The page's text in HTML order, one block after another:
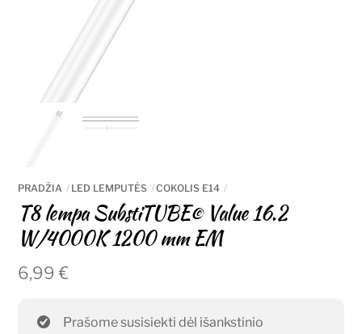
PRADŽIA LED LEMPUTĖS COKOLIS E14
T8 lempa SubstiTUBE© Value 16.2
W/4000K 1200 mm EM
6,99€
Prašome susisiekti dėl išankstinio